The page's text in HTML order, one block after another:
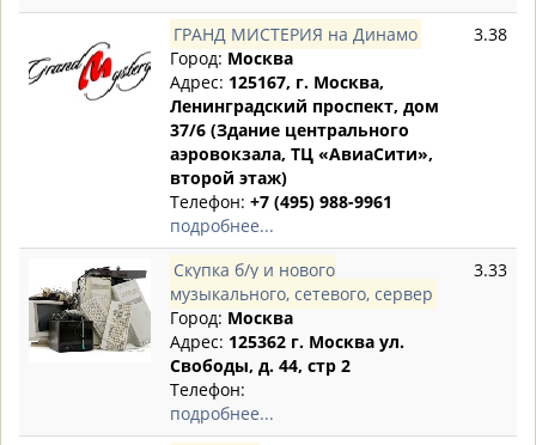
ГРАНД МИСТЕРИЯ на Динамо
Город: Москва
Адрес: 125167, г. Москва,
Ленинградский проспект, дом
37/6 (Здание центрального
аэровокзала, ТЦ «АвиаСити»,
второй этаж)
Телефон: +7 (495) 988-9961
подробнее...
3.38
Скупка б/у и нового
музыкального, сетевого, сервер
Город: Москва
Адрес: 125362 г. Москва ул.
Свободы, д. 44, стр 2
Телефон:
подробнее...
3.33